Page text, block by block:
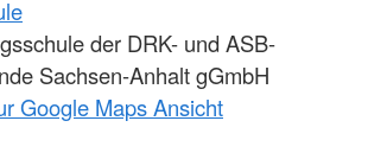
der DRK- und ASB-
Sachsen-Anhalt gGmbH
Google Maps Ansicht